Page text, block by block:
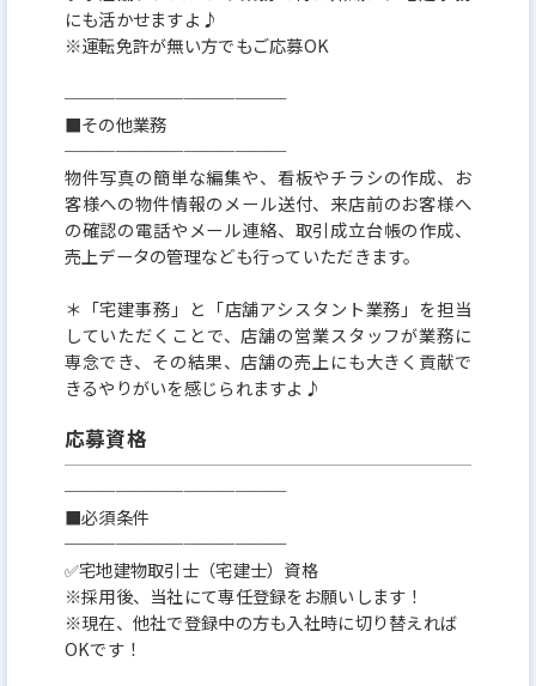
にも活かせますよ♪
※運転免許が無い方でもご応募OK
─────────────
■その他業務
─────────────
物件写真の簡単な編集や、看板やチラシの作成、お
客様への物件情報のメール送付、来店前のお客様へ
の確認の電話やメール連絡、取引成立台帳の作成、
売上データの管理なども行っていただきます。
＊「宅建事務」と「店舗アシスタント業務」を担当
していただくことで、店舗の営業スタッフが業務に
専念でき、その結果、店舗の売上にも大きく貢献で
きるやりがいを感じられますよ♪
応募資格
─────────────
■必須条件
─────────────
✅宅地建物取引士（宅建士）資格
※採用後、当社にて専任登録をお願いします！
※現在、他社で登録中の方も入社時に切り替えれば
OKです！